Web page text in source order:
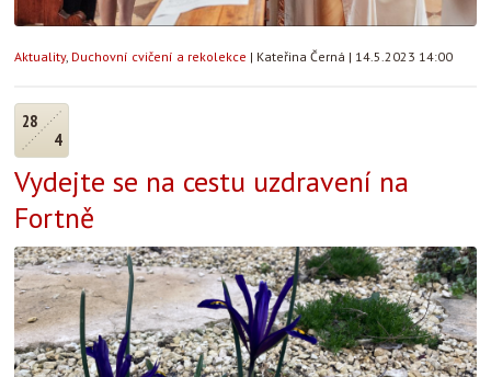
Aktuality, Duchovní cvičení a rekolekce | Kateřina Černá | 14.5.2023 14:00
28
4
Vydejte se na cestu uzdravení na
Fortně